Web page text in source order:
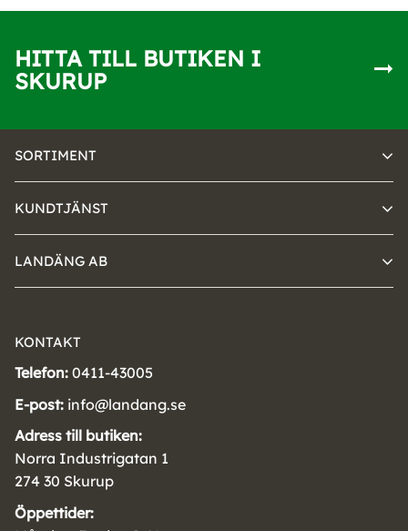
HITTA TILL BUTIKEN I
SKURUP
SORTIMENT
KUNDTJÄNST
LANDÄNG AB
KONTAKT
Telefon: 0411-43005
E-post: info@landang.se
Adress till butiken:
Norra Industrigatan 1
274 30 Skurup
Öppettider: